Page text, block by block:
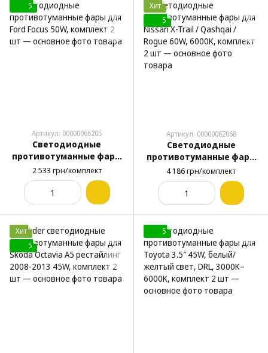
5
Артикул: 00000066205
Светодиодные
противотуманные фары
для Ford Focus 50W,
комплект 2 шт
2 533 грн/комплект
Хит
5
Артикул: 00000062068
Светодиодные
противотуманные фары
для Nissan X-Trail /
Qashqai / Rogue 60W,
6000K, комплект 2 шт
4 186 грн/комплект
Хит
5
5